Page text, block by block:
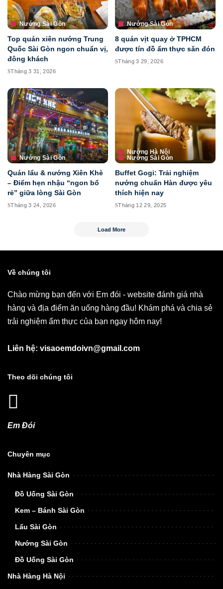
Nướng Sài Gòn
Top quán xiên nướng Trung
Quốc Sài Gòn ngon chuẩn vị,
đông khách
Tháng 3 31, 2026
Nướng Sài Gòn
8 quán vịt quay ở TPHCM
được tín đồ ẩm thực săn đón
Tháng 3 29, 2026
Nướng Sài Gòn
Quán lẩu & nướng Xiên Khè
– Điểm hẹn nhậu “ngon bổ
rẻ” giữa lòng Sài Gòn
Tháng 3 24, 2026
Nướng Hà Nội
Nướng Sài Gòn
Buffet Gogi: Trải nghiệm
nướng chuẩn Hàn được yêu
thích hiện nay
Tháng 12 29, 2025
Load More
Về chúng tôi
Chào mừng bạn đến với Em đói - website đánh giá nhà
hàng và địa điểm ăn uống hàng đầu! Khám phá và chia sẻ
trải nghiệm ẩm thực của bạn ngay hôm nay!
Liên hệ: visaoemdoivn@gmail.com
Theo dõi chúng tôi
Em Đói
Chuyên mục
Nhà Hàng Sài Gòn
Đồ Uống Sài Gòn
Kem – Bánh Sài Gòn
Lẩu Sài Gòn
Nướng Sài Gòn
Đồ Uống Sài Gòn
Nhà Hàng Hà Nội